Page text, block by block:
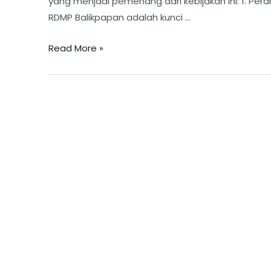
RDMP Balikpapan adalah kunci …
Read More »